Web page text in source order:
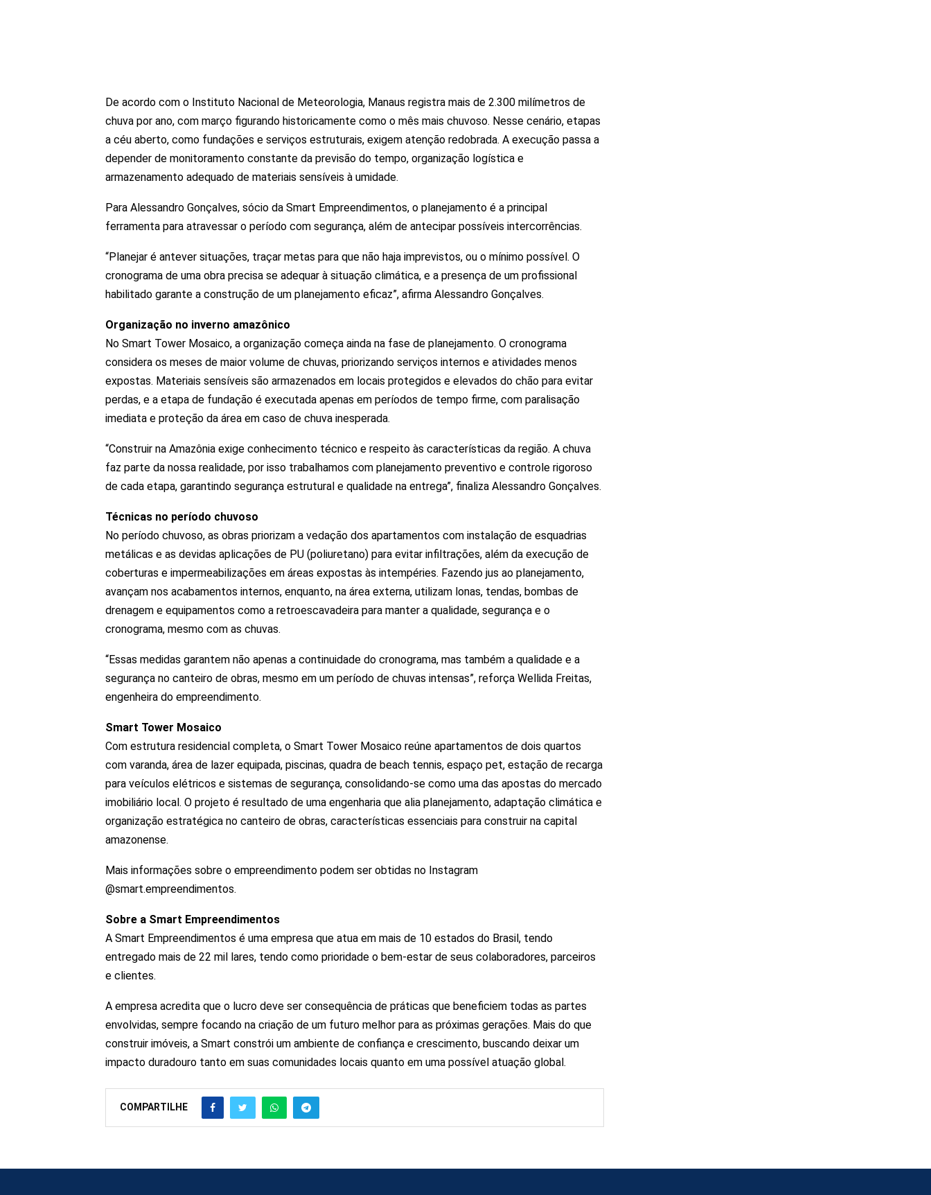
De acordo com o Instituto Nacional de Meteorologia, Manaus registra mais de 2.300 milímetros de
chuva por ano, com março figurando historicamente como o mês mais chuvoso. Nesse cenário, etapas
a céu aberto, como fundações e serviços estruturais, exigem atenção redobrada. A execução passa a
depender de monitoramento constante da previsão do tempo, organização logística e
armazenamento adequado de materiais sensíveis à umidade.
Para Alessandro Gonçalves, sócio da Smart Empreendimentos, o planejamento é a principal
ferramenta para atravessar o período com segurança, além de antecipar possíveis intercorrências.
“Planejar é antever situações, traçar metas para que não haja imprevistos, ou o mínimo possível. O
cronograma de uma obra precisa se adequar à situação climática, e a presença de um profissional
habilitado garante a construção de um planejamento eficaz”, afirma Alessandro Gonçalves.
Organização no inverno amazônico
No Smart Tower Mosaico, a organização começa ainda na fase de planejamento. O cronograma
considera os meses de maior volume de chuvas, priorizando serviços internos e atividades menos
expostas. Materiais sensíveis são armazenados em locais protegidos e elevados do chão para evitar
perdas, e a etapa de fundação é executada apenas em períodos de tempo firme, com paralisação
imediata e proteção da área em caso de chuva inesperada.
“Construir na Amazônia exige conhecimento técnico e respeito às características da região. A chuva
faz parte da nossa realidade, por isso trabalhamos com planejamento preventivo e controle rigoroso
de cada etapa, garantindo segurança estrutural e qualidade na entrega”, finaliza Alessandro Gonçalves.
Técnicas no período chuvoso
No período chuvoso, as obras priorizam a vedação dos apartamentos com instalação de esquadrias
metálicas e as devidas aplicações de PU (poliuretano) para evitar infiltrações, além da execução de
coberturas e impermeabilizações em áreas expostas às intempéries. Fazendo jus ao planejamento,
avançam nos acabamentos internos, enquanto, na área externa, utilizam lonas, tendas, bombas de
drenagem e equipamentos como a retroescavadeira para manter a qualidade, segurança e o
cronograma, mesmo com as chuvas.
“Essas medidas garantem não apenas a continuidade do cronograma, mas também a qualidade e a
segurança no canteiro de obras, mesmo em um período de chuvas intensas”, reforça Wellida Freitas,
engenheira do empreendimento.
Smart Tower Mosaico
Com estrutura residencial completa, o Smart Tower Mosaico reúne apartamentos de dois quartos
com varanda, área de lazer equipada, piscinas, quadra de beach tennis, espaço pet, estação de recarga
para veículos elétricos e sistemas de segurança, consolidando-se como uma das apostas do mercado
imobiliário local. O projeto é resultado de uma engenharia que alia planejamento, adaptação climática e
organização estratégica no canteiro de obras, características essenciais para construir na capital
amazonense.
Mais informações sobre o empreendimento podem ser obtidas no Instagram
@smart.empreendimentos.
Sobre a Smart Empreendimentos
A Smart Empreendimentos é uma empresa que atua em mais de 10 estados do Brasil, tendo
entregado mais de 22 mil lares, tendo como prioridade o bem-estar de seus colaboradores, parceiros
e clientes.
A empresa acredita que o lucro deve ser consequência de práticas que beneficiem todas as partes
envolvidas, sempre focando na criação de um futuro melhor para as próximas gerações. Mais do que
construir imóveis, a Smart constrói um ambiente de confiança e crescimento, buscando deixar um
impacto duradouro tanto em suas comunidades locais quanto em uma possível atuação global.
COMPARTILHE